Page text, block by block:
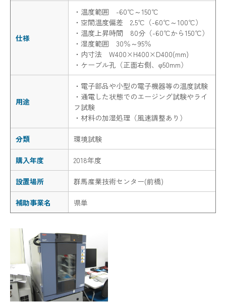
仕様
・温度範囲 -60℃～150℃
・空間温度偏差 2.5℃（-60℃～100℃）
・温度上昇時間 80分（-60℃から150℃）
・湿度範囲 30％～95％
・内寸法 W400×H400×D400(mm)
・ケーブル孔（正面右側、φ50mm）
用途
・電子部品や小型の電子機器等の温度試験
・通電した状態でのエージング試験やライ
フ試験
・材料の加湿処理（風速調整あり）
分類 環境試験
購入年度 2018年度
設置場所 群馬産業技術センター(前橋)
補助事業名 県単